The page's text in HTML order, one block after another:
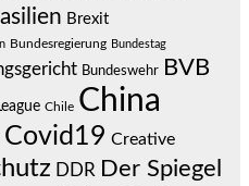
Brexit
Bundesregierung Bundestag
Bundeswehr BVB
Chile China
Covid19 Creative
DDR Der Spiegel